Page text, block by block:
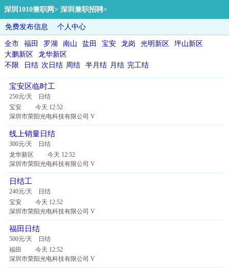
深圳1010兼职网> 深圳兼职招聘>
免费发布信息 个人中心
全市 福田 罗湖 南山 盐田 宝安 龙岗 光明新区
坪山新区
大鹏新区
龙华新区
不限
日结 次日结 周结 半月结 月结 完工结
宝安区临时工
250元/天 日结
宝安 今天 12:52
深圳市荣阳光电科技有限公司 V
线上销量日结
300元/天 日结
龙华新区 今天 12:52
深圳市荣阳光电科技有限公司 V
日结工
240元/天 日结
宝安 今天 12:52
深圳市荣阳光电科技有限公司 V
福田日结
500元/天 日结
福田 今天 12:52
深圳市荣阳光电科技有限公司 V